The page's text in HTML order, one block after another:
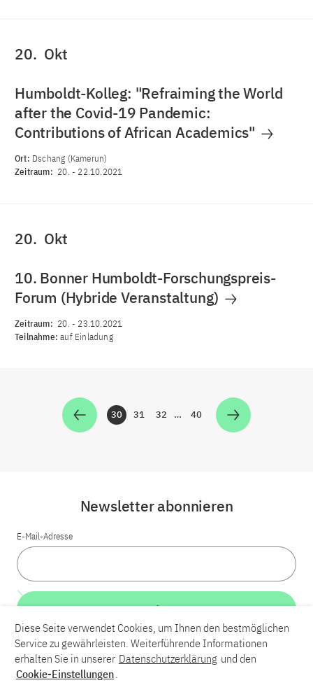
20. Okt
Humboldt-Kolleg: "Refraiming the World
after the Covid-19 Pandemic:
Contributions of African Academics"
Ort: Dschang (Kamerun)
Zeitraum: 20. - 22.10.2021
20. Okt
10. Bonner Humboldt-Forschungspreis-
Forum (Hybride Veranstaltung)
Zeitraum: 20. - 23.10.2021
Teilnahme:auf Einladung
Zur Seite
30 Zur Seite
31 Zur Seite
32 … Zur Seite
40
LinkedInBlueskyYouTube
Newsletter abonnieren
E-Mail-Adresse
Weiter
Diese Seite verwendet Cookies, um Ihnen den bestmöglichen
Service zu gewährleisten. Weiterführende Informationen
erhalten Sie in unserer Datenschutzerklärung und den
Cookie-Einstellungen.